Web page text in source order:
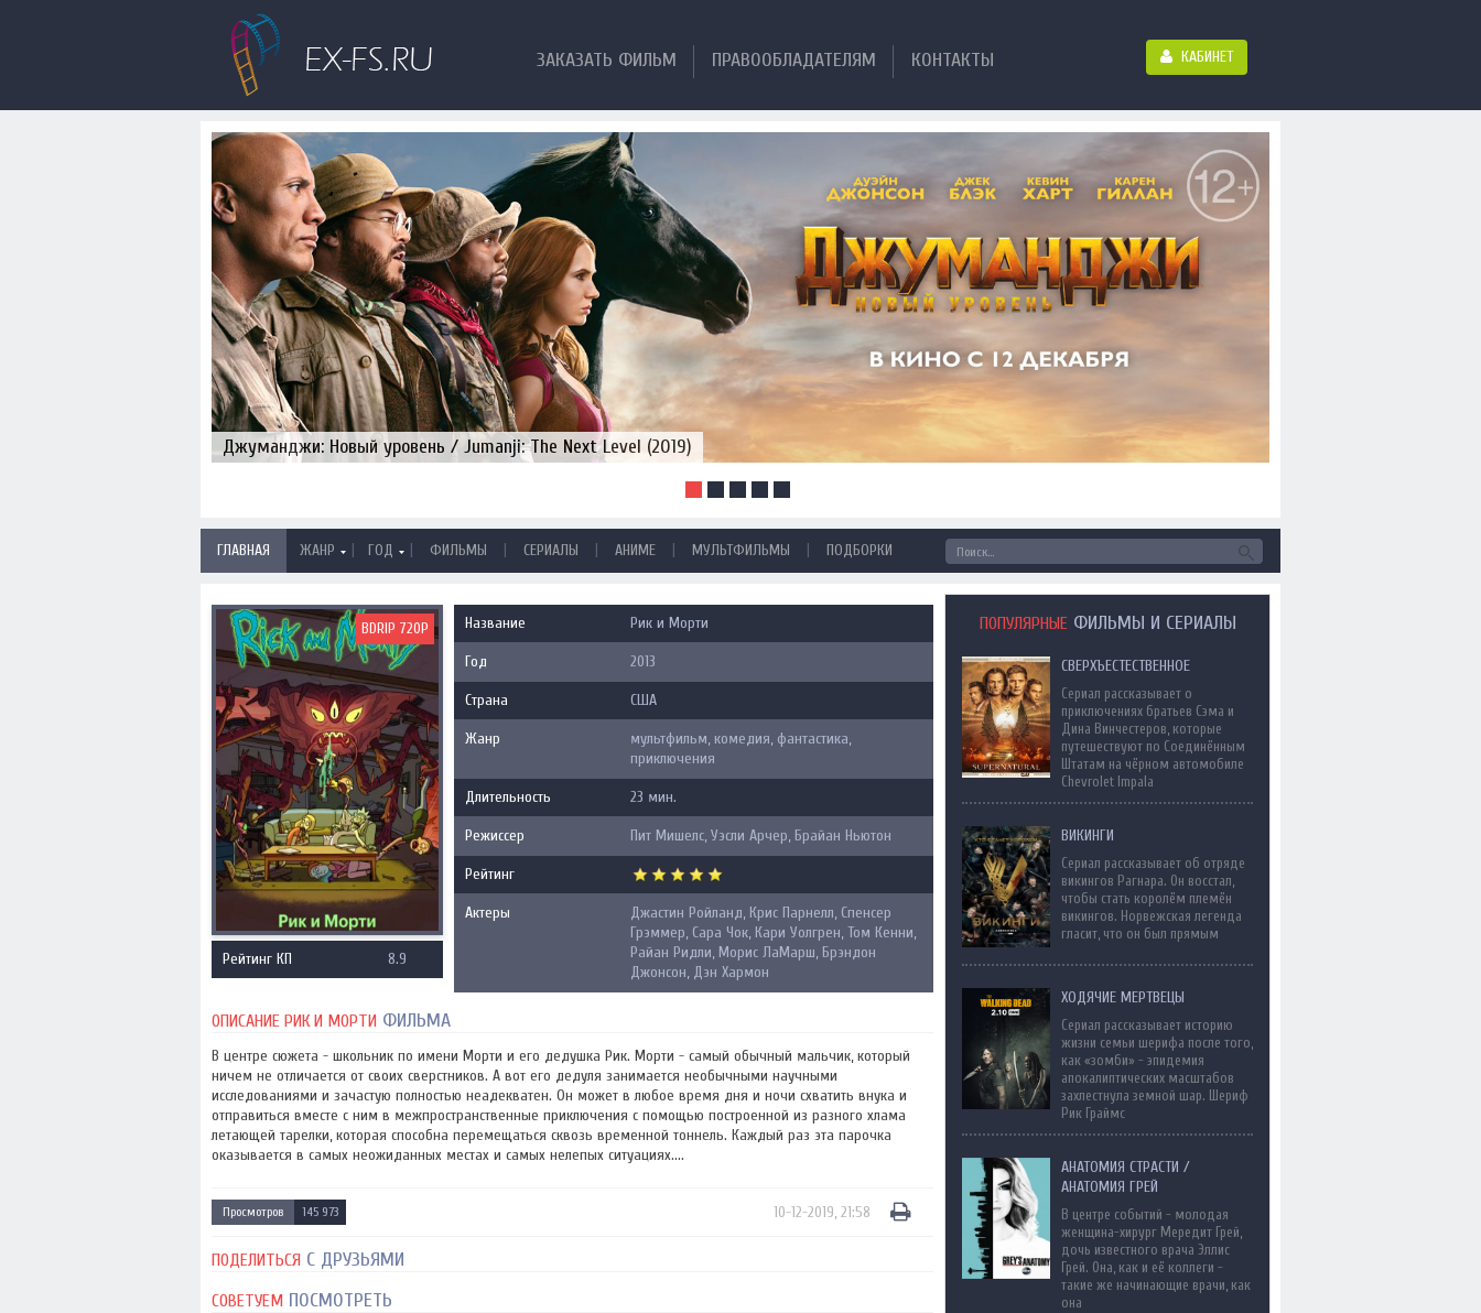
ЗАКАЗАТЬ ФИЛЬМ ПРАВООБЛАДАТЕЛЯМ КОНТАКТЫ КАБИНЕТ
Джуманджи: Новый уровень / Jumanji: The Next Level (2019)
ГЛАВНАЯ ЖАНР | ГОД | ФИЛЬМЫ | СЕРИАЛЫ | АНИМЕ | МУЛЬТФИЛЬМЫ | ПОДБОРКИ
BDRIP 720P
Рейтинг КП 8.9
Название Рик и Морти
Год 2013
Страна США
Жанр
мультфильм, комедия, фантастика,
приключения
Длительность 23 мин.
Режиссер Пит Мишелс, Уэсли Арчер, Брайан Ньютон
Рейтинг
Актеры
Джастин Ройланд, Крис Парнелл, Спенсер
Грэммер, Сара Чок, Кари Уолгрен, Том Кенни,
Райан Ридли, Морис ЛаМарш, Брэндон
Джонсон, Дэн Хармон
ОПИСАНИЕ РИК И МОРТИ ФИЛЬМА
В центре сюжета - школьник по имени Морти и его дедушка Рик. Морти - самый обычный мальчик, который
ничем не отличается от своих сверстников. А вот его дедуля занимается необычными научными
исследованиями и зачастую полностью неадекватен. Он может в любое время дня и ночи схватить внука и
отправиться вместе с ним в межпространственные приключения с помощью построенной из разного хлама
летающей тарелки, которая способна перемещаться сквозь временной тоннель. Каждый раз эта парочка
оказывается в самых неожиданных местах и самых нелепых ситуациях....
Просмотров 145 973 10-12-2019, 21:58
ПОДЕЛИТЬСЯ С ДРУЗЬЯМИ
СОВЕТУЕМ ПОСМОТРЕТЬ
ПОПУЛЯРНЫЕ ФИЛЬМЫ И СЕРИАЛЫ
СВЕРХЪЕСТЕСТВЕННОЕ
Сериал рассказывает о
приключениях братьев Сэма и
Дина Винчестеров, которые
путешествуют по Соединённым
Штатам на чёрном автомобиле
Chevrolet Impala
ВИКИНГИ
Сериал рассказывает об отряде
викингов Рагнара. Он восстал,
чтобы стать королём племён
викингов. Норвежская легенда
гласит, что он был прямым
ХОДЯЧИЕ МЕРТВЕЦЫ
Сериал рассказывает историю
жизни семьи шерифа после того,
как «зомби» - эпидемия
апокалиптических масштабов
захлестнула земной шар. Шериф
Рик Граймс
АНАТОМИЯ СТРАСТИ /
АНАТОМИЯ ГРЕЙ
В центре событий - молодая
женщина-хирург Мередит Грей,
дочь известного врача Эллис
Грей. Она, как и её коллеги -
такие же начинающие врачи, как
она